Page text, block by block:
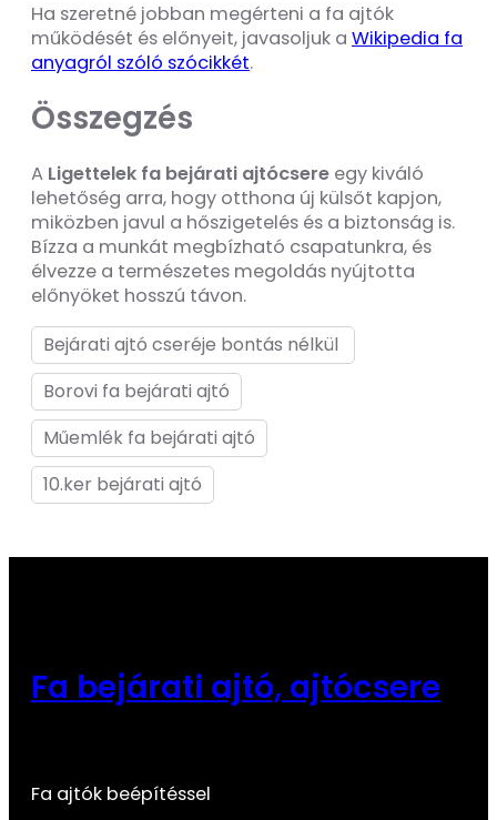
Ha szeretné jobban megérteni a fa ajtók
működését és előnyeit, javasoljuk a Wikipedia fa
anyagról szóló szócikkét.
Összegzés
A Ligettelek fa bejárati ajtócsere egy kiváló
lehetőség arra, hogy otthona új külsőt kapjon,
miközben javul a hőszigetelés és a biztonság is.
Bízza a munkát megbízható csapatunkra, és
élvezze a természetes megoldás nyújtotta
előnyöket hosszú távon.
Bejárati ajtó cseréje bontás nélkül
Borovi fa bejárati ajtó
Műemlék fa bejárati ajtó
10.ker bejárati ajtó
Fa bejárati ajtó, ajtócsere
Fa ajtók beépítéssel